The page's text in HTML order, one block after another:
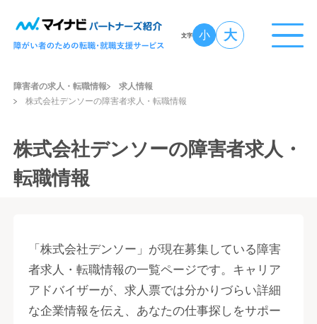
文字 小 大
障害者の求人・転職情報
求人情報
株式会社デンソーの障害者求人・転職情報
株式会社デンソーの障害者求人・
転職情報
「株式会社デンソー」が現在募集している障害
者求人・転職情報の一覧ページです。キャリア
アドバイザーが、求人票では分かりづらい詳細
な企業情報を伝え、あなたの仕事探しをサポー